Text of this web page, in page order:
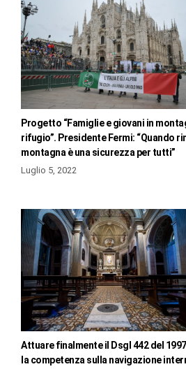
Progetto “Famiglie e giovani in
rifugio”. Presidente Fermi: “Quando
montagna è una sicurezza per tutti”
Luglio 5, 2022
Attuare finalmente il Dsgl 442 del
la competenza sulla navigazione